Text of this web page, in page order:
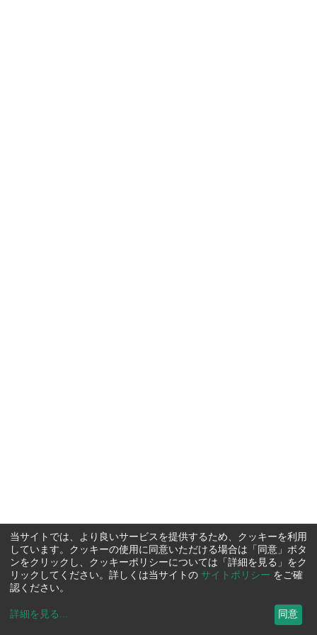
当サイトでは、より良いサービスを提供するため、クッキーを利用
しています。クッキーの使用に同意いただける場合は「同意」ボタ
ンをクリックし、クッキーポリシーについては「詳細を見る」をク
リックしてください。詳しくは当サイトの サイトポリシー をご確
認ください。
詳細を見る ... 同意